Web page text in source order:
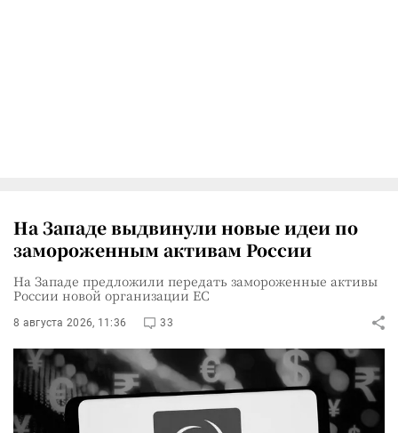
На Западе выдвинули новые идеи по
замороженным активам России
На Западе предложили передать замороженные активы
России новой организации ЕС
8 августа 2026, 11:36 33